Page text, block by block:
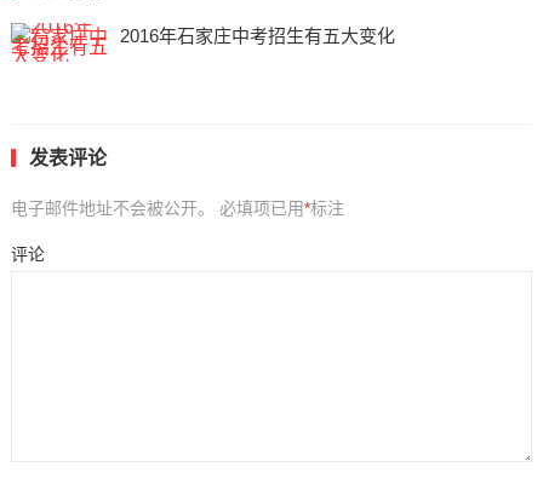
2016年石家庄中考招生有五大变化
发表评论
电子邮件地址不会被公开。 必填项已用*标注
评论